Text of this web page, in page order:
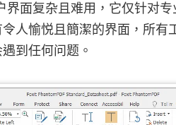
界面复杂且难用，它仅针对
人愉悦且簡潔的界面，所有
到任何问题。